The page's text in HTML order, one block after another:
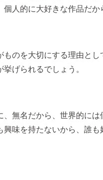
個人的に大好きな作品だか
ものを大切にする理由とし
挙げられるでしょう。
、無名だから、世界的には
興味を持たないから、誰も